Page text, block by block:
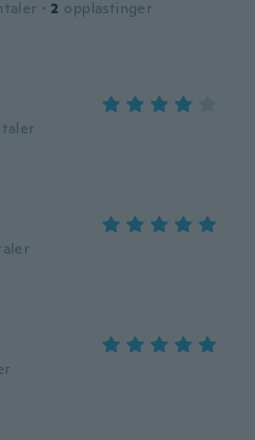
· 2 opplastinger